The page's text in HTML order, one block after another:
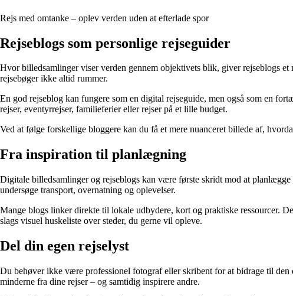
Rejs med omtanke – oplev verden uden at efterlade spor
Rejseblogs som personlige rejseguider
Hvor billedsamlinger viser verden gennem objektivets blik, giver rejseblogs
rejsebøger ikke altid rummer.
En god rejseblog kan fungere som en digital rejseguide, men også som en
rejser, eventyrrejser, familieferier eller rejser på et lille budget.
Ved at følge forskellige bloggere kan du få et mere nuanceret billede af,
Fra inspiration til planlægning
Digitale billedsamlinger og rejseblogs kan være første skridt mod at
undersøge transport, overnatning og oplevelser.
Mange blogs linker direkte til lokale udbydere, kort og praktiske ressourcer.
slags visuel huskeliste over steder, du gerne vil opleve.
Del din egen rejselyst
Du behøver ikke være professionel fotograf eller skribent for at bidrage til
minderne fra dine rejser – og samtidig inspirere andre.